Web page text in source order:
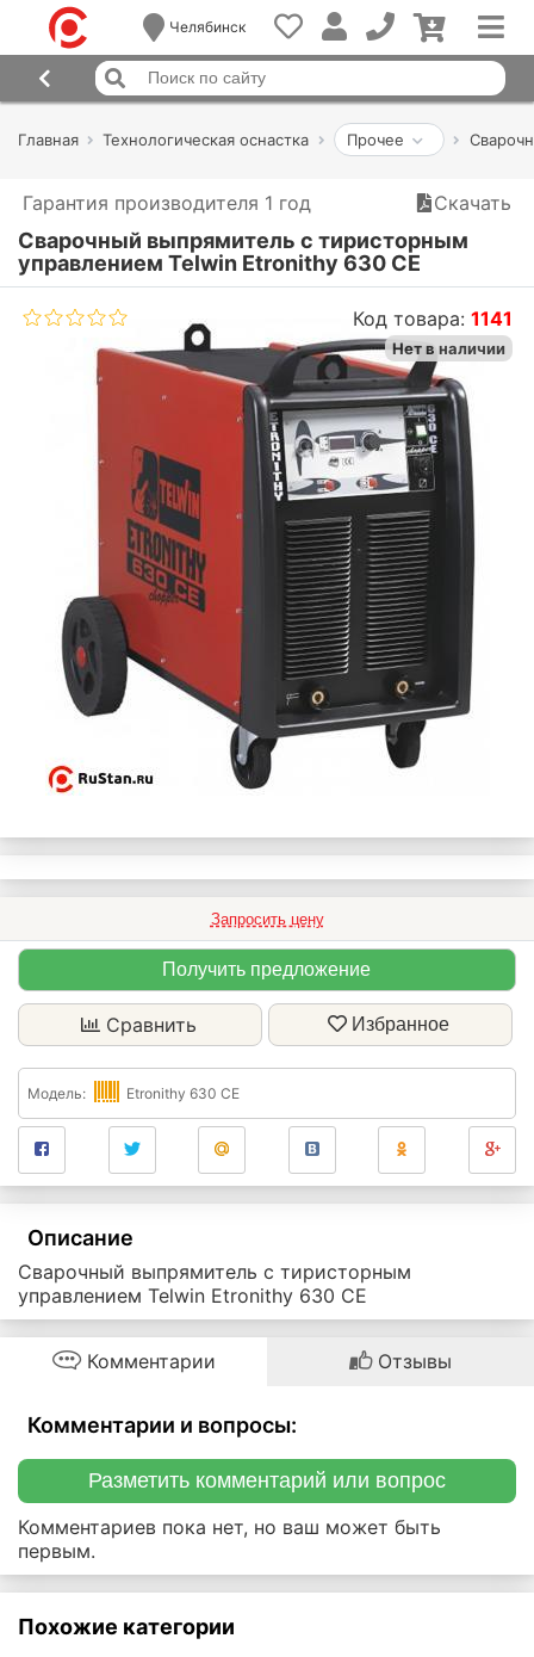
Челябинск
Главная Технологическая оснастка Прочее
Гарантия производителя 1 год Скачать
Сварочный выпрямитель с тиристорным
управлением Telwin Etronithy 630 CE
Код товара:1141
Нет в наличии
Запросить цену
Получить предложение
Сравнить Избранное
Модель: Etronithy 630 CE
Описание
Сварочный выпрямитель с тиристорным
управлением Telwin Etronithy 630 CE
Комментарии Отзывы
Комментарии и вопросы:
Разметить комментарий или вопрос
Комментариев пока нет, но ваш может быть
первым.
Похожие категории